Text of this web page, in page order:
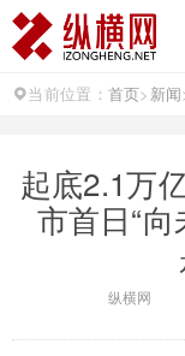
当前位置： 首页> 新闻
起底2.1万
市首日“
纵横网